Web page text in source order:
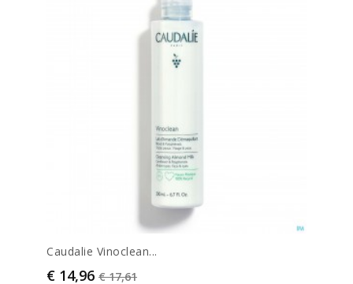
Caudalie Vinoclean...
Prijs
€ 14,96 Normale prijs
€ 17,61